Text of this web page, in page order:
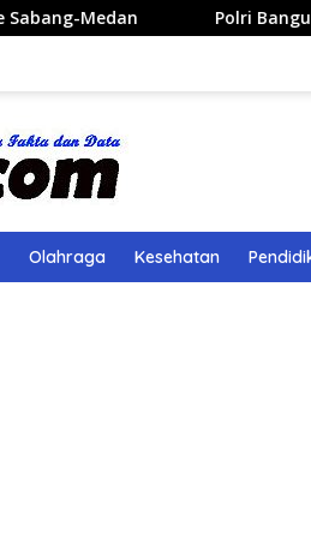
Polri Bangun 40 Titik
Olahraga Kesehatan